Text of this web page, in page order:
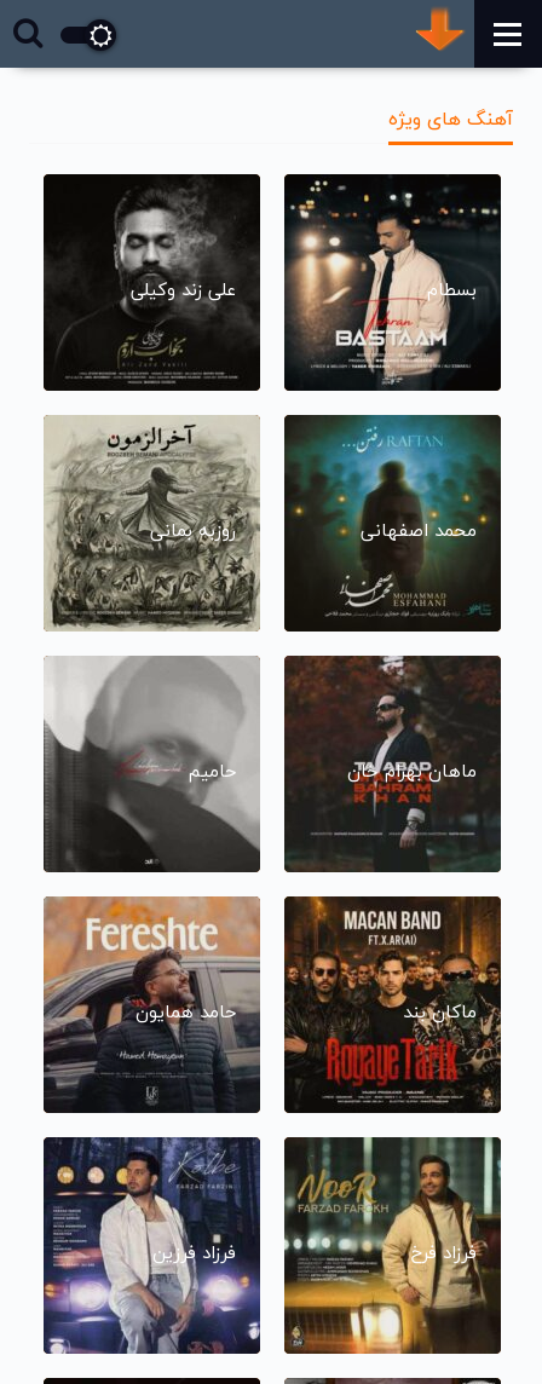
آهنگ های ویژه
بسطام علی زند وکیلی
محمد اصفهانی روزبه بمانی
ماهان بهرام خان حامیم
ماکان بند حامد همایون
فرزاد فرخ فرزاد فرزین